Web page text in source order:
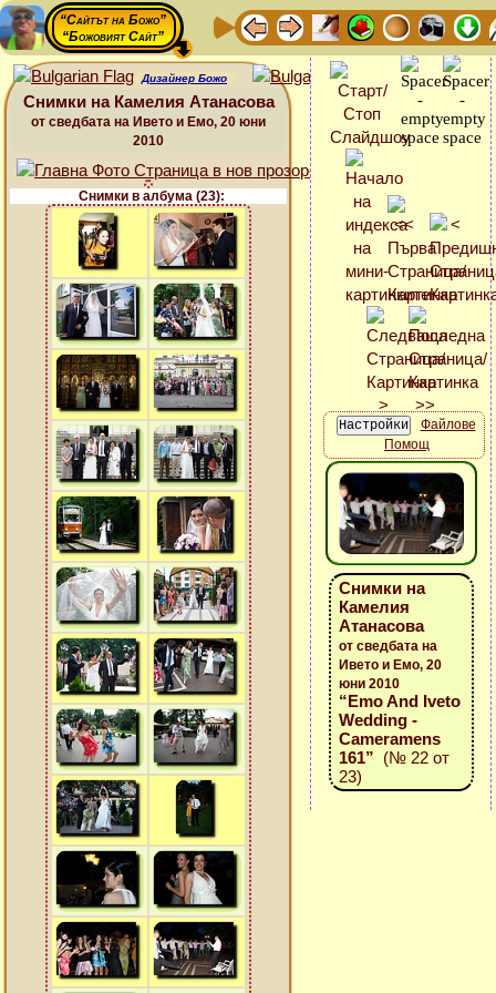
“Сайтът на Божо”
“Божовият Сайт”
Дизайнер Божо
Снимки на Камелия Атанасова
от сведбата на Ивето и Емо, 20 юни
2010
Снимки в албума (23):
Файлове
Помощ
Снимки на
Камелия
Атанасова
от сведбата на
Ивето и Емо, 20
юни 2010
“Emo And Iveto
Wedding -
Cameramens
161” (№ 22 от
23)